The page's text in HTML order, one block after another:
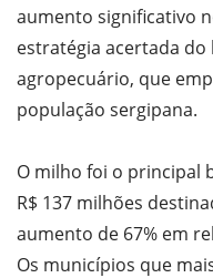
aumento significativo
estratégia acertada
agropecuário, que
população sergipana.
O milho foi o principal
R$ 137 milhões
aumento de 67% em
Os municípios que